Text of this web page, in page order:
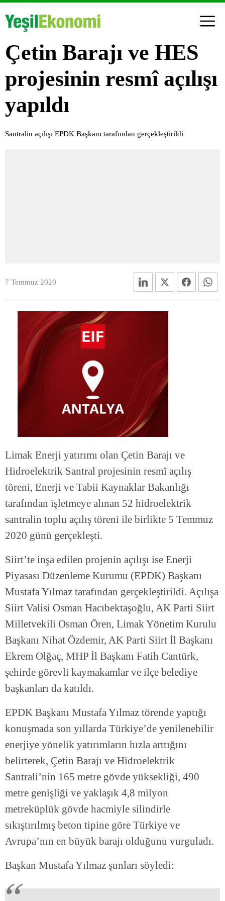
Çetin Barajı ve HES
projesinin resmî açılışı
yapıldı
Santralin açılışı EPDK Başkanı tarafından gerçekleştirildi
7 Temmuz 2020
Limak Enerji yatırımı olan Çetin Barajı ve
Hidroelektrik Santral projesinin resmî açılış
töreni, Enerji ve Tabii Kaynaklar Bakanlığı
tarafından işletmeye alınan 52 hidroelektrik
santralin toplu açılış töreni ile birlikte 5 Temmuz
2020 günü gerçekleşti.
Siirt’te inşa edilen projenin açılışı ise Enerji
Piyasası Düzenleme Kurumu (EPDK) Başkanı
Mustafa Yılmaz tarafından gerçekleştirildi. Açılışa
Siirt Valisi Osman Hacıbektaşoğlu, AK Parti Siirt
Milletvekili Osman Ören, Limak Yönetim Kurulu
Başkanı Nihat Özdemir, AK Parti Siirt İl Başkanı
Ekrem Olğaç, MHP İl Başkanı Fatih Cantürk,
şehirde görevli kaymakamlar ve ilçe belediye
başkanları da katıldı.
EPDK Başkanı Mustafa Yılmaz törende yaptığı
konuşmada son yıllarda Türkiye’de yenilenebilir
enerjiye yönelik yatırımların hızla arttığını
belirterek, Çetin Barajı ve Hidroelektrik
Santrali’nin 165 metre gövde yüksekliği, 490
metre genişliği ve yaklaşık 4,8 milyon
metreküplük gövde hacmiyle silindirle
sıkıştırılmış beton tipine göre Türkiye ve
Avrupa’nın en büyük barajı olduğunu vurguladı.
Başkan Mustafa Yılmaz şunları söyledi: